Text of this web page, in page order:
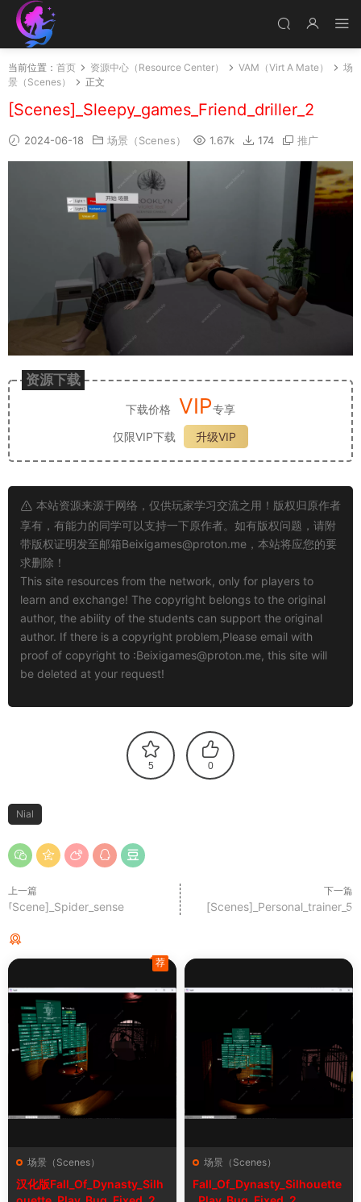
当前位置： 首页 资源中心（Resource Center） VAM（Virt A Mate）
场
景（Scenes）
正文
[Scenes]_Sleepy_games_Friend_driller_2
2024-06-18 场景（Scenes） 1.67k 174 推广
资源下载
下载价格 VIP专享
仅限VIP下载
升级VIP
本站资源来源于网络，仅供玩家学习交流之用！版权归原作者
享有，有能力的同学可以支持一下原作者。如有版权问题，请附
带版权证明发至邮箱Beixigames@proton.me ，本站将应您的要
求删除！
This site resources from the network, only for players to
learn and exchange! The copyright belongs to the original
author, the ability of the students can support the original
author. If there is a copyright problem,Please email with
proof of copyright to :Beixigames@proton.me, this site will
be deleted at your request!
5 0
Nial
上一篇
[Scene]_Spider_sense
下一篇
[Scenes]_Personal_trainer_5
场景（Scenes）
汉化版Fall_Of_Dynasty_Silh
荐
场景（Scenes）
Fall_Of_Dynasty_Silhouette